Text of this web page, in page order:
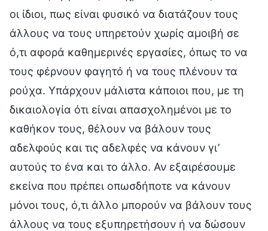
οι ίδιοι, πως είναι φυσικό να διατάζουν τους
άλλους να τους υπηρετούν χωρίς αμοιβή σε
ό,τι αφορά καθημερινές εργασίες, όπως το να
τους φέρνουν φαγητό ή να τους πλένουν τα
ρούχα. Υπάρχουν μάλιστα κάποιοι που, με τη
δικαιολογία ότι είναι απασχολημένοι με το
καθήκον τους, θέλουν να βάλουν τους
αδελφούς και τις αδελφές να κάνουν γι’
αυτούς το ένα και το άλλο. Αν εξαιρέσουμε
εκείνα που πρέπει οπωσδήποτε να κάνουν
μόνοι τους, ό,τι άλλο μπορούν να βάλουν τους
άλλους να τους εξυπηρετήσουν ή να δώσουν